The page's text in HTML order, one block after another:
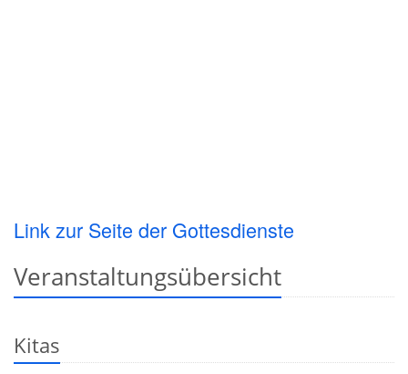
Link zur Seite der Gottesdienste
Veranstaltungsübersicht
Kitas